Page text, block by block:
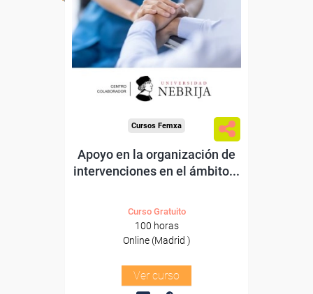
Para desempleados,
trabajadores y autónomos.
Para todos los sectores.
Cursos Femxa
Apoyo en la organización de
intervenciones en el ámbito...
Curso Gratuito
100 horas
Online (Madrid )
Ver curso